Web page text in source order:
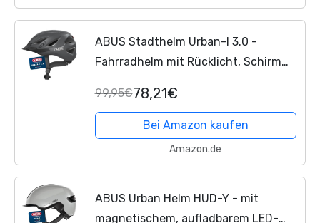
ABUS Stadthelm Urban-I 3.0 -
Fahrradhelm mit Rücklicht, Schirm
und Herren - Titan (gräulich), Größe L
99,95€78,21€
Bei Amazon kaufen
Amazon.de
ABUS Urban Helm HUD-Y - mit
magnetischem, aufladbarem LED-